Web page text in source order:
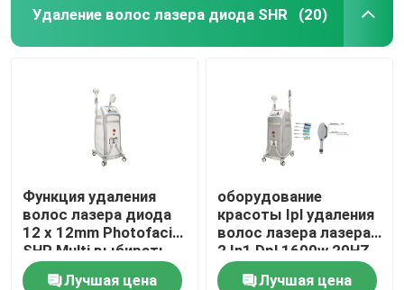
Удаление волос лазера диода SHR (20)
Функция удаления
волос лазера диода
12 x 12mm Photofacial
SHR Multi выбирать
постоянная машина
Лучшая цена
оборудование
красоты Ipl удаления
волос лазера лазера
2 In1 Dpl 1600w 20HZ
Ipl Shr Elight
Лучшая цена